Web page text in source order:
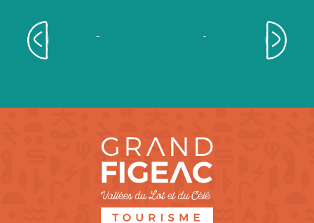
Los 4 mejores castillos para visitar